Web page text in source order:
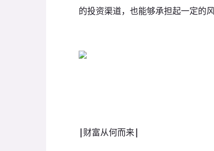
的投资渠道，也能够承担起一定的风
|财富从何而来|